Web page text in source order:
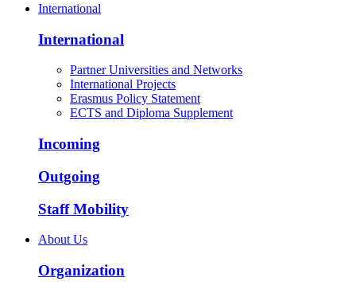
International
International
Partner Universities and Networks
International Projects
Erasmus Policy Statement
ECTS and Diploma Supplement
Incoming
Outgoing
Staff Mobility
About Us
Organization